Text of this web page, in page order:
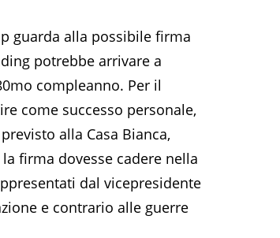
guarda alla possibile firma
potrebbe arrivare a
compleanno. Per il
come successo personale,
alla Casa Bianca,
firma dovesse cadere nella
dal vicepresidente
e contrario alle guerre